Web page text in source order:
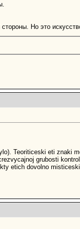
Но это
Teoriticeski eti znaki
grubosti
etich dovolno